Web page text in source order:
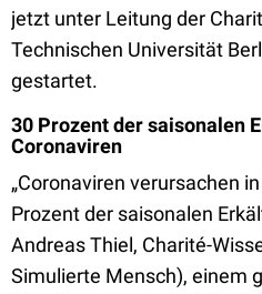
jetzt unter Leitung der
Technischen Universität
gestartet.
30 Prozent der saisonalen
Coronaviren
„Coronaviren verursachen
Prozent der saisonalen
Andreas Thiel, Charité-
Simulierte Mensch), einem